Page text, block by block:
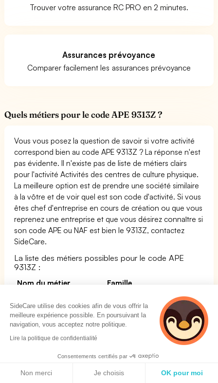
Trouver votre assurance RC PRO en 2 minutes.
Assurances prévoyance
Comparer facilement les assurances prévoyance
Quels métiers pour le code APE 9313Z ?
Vous vous posez la question de savoir si votre activité
correspond bien au code APE 9313Z ? La réponse n'est
pas évidente. Il n'existe pas de liste de métiers clairs
pour l'activité Activités des centres de culture physique.
La meilleure option est de prendre une société similaire
à la vôtre et de voir quel est son code d'activité. Si vous
êtes chef d'entreprise en cours de création ou que vous
reprenez une entreprise et que vous désirez connaître si
son code APE ou NAF est bien le 9313Z, contactez
SideCare.
La liste des métiers possibles pour le code APE
9313Z :
Nom du métier
Famille
Conférencière de
voyages
RESTAURATION TOURISME
LOISIRS ET ANIMATION
Relaxologue
SERVICES A LA PERSONNE
ET A LA COLLECTIVITE
Catcheur / Catcheuse
SPECTACLE
SideCare utilise des cookies afin de vous offrir la
meilleure expérience possible. En poursuivant la
navigation, vous acceptez notre politique.
Lire la politique de confidentialité
Consentements certifiés par
Non merci Je choisis OK pour moi